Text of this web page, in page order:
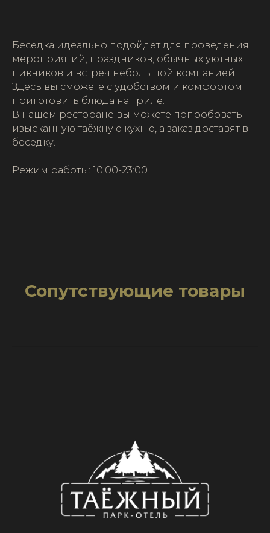
Беседка идеально подойдет для проведения
мероприятий, праздников, обычных уютных
пикников и встреч небольшой компанией.
Здесь вы сможете с удобством и комфортом
приготовить блюда на гриле.
В нашем ресторане вы можете попробовать
изысканную таёжную кухню, а заказ доставят в
беседку.
Режим работы: 10:00-23:00
Сопутствующие товары